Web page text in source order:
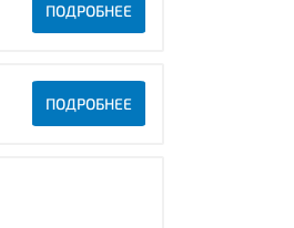
ПОДРОБНЕЕ
ПОДРОБНЕЕ